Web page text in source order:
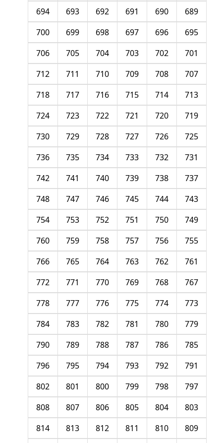
689
690
691
692
693
694
695
696
697
698
699
700
701
702
703
704
705
706
707
708
709
710
711
712
713
714
715
716
717
718
719
720
721
722
723
724
725
726
727
728
729
730
731
732
733
734
735
736
737
738
739
740
741
742
743
744
745
746
747
748
749
750
751
752
753
754
755
756
757
758
759
760
761
762
763
764
765
766
767
768
769
770
771
772
773
774
775
776
777
778
779
780
781
782
783
784
785
786
787
788
789
790
791
792
793
794
795
796
797
798
799
800
801
802
803
804
805
806
807
808
809
810
811
812
813
814